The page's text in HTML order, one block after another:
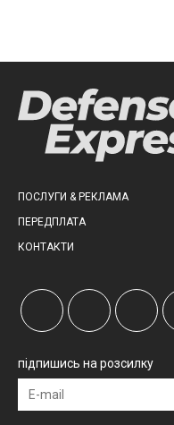
ПОСЛУГИ & РЕКЛАМА
ПЕРЕДПЛАТА
КОНТАКТИ
підпишись на розсилку